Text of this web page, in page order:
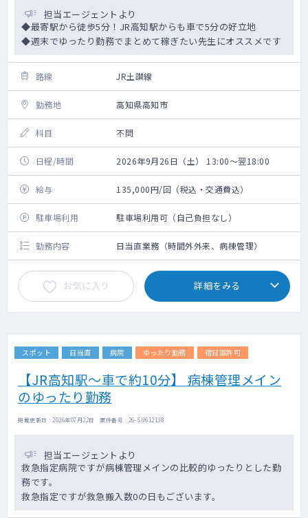
担当エージェントより
◆最寄駅から徒歩5分！JR高知駅からも車で5分の好立地
◆週末でゆったり勤務でまとめて稼ぎたい先生にオススメです
路線 JR土讃線
勤務地 高知県高知市
科目 不問
日程/時間 2026年9月26日（土） 13:00～翌18:00
給与 135,000円/回（税込・交通費込）
駐車場利用 駐車場利用可（自己負担なし）
勤務内容 日当直業務（時間外外来、病棟管理）
お気に入り 詳細をみる
スポット 日当直 病院 ゆったり勤務 宿日直許可
【JR高知駅～車で約10分】 病棟管理メイン
のゆったり勤務
掲載更新日 : 2026年07月22日 案件番号 : 26-SU612138
担当エージェントより
救急指定病院ですが病棟管理メインの比較的ゆったりとした勤
務です。
救急指定ですが救急搬入数0の日もございます。